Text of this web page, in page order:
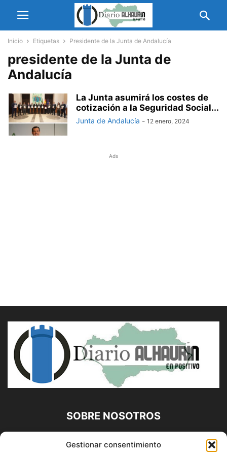
Gestionar consentimiento
Inicio Etiquetas Presidente de la Junta de Andalucía
presidente de la Junta de
Andalucía
La Junta asumirá los costes de
cotización a la Seguridad Social...
Junta de Andalucía - 12 enero, 2024
Ads
SOBRE NOSOTROS
Diario Alhaurín (www.alhaurindelatorre.com) Propiedad de
Francisco E. López López | 639 95 71 95 | Noticias de